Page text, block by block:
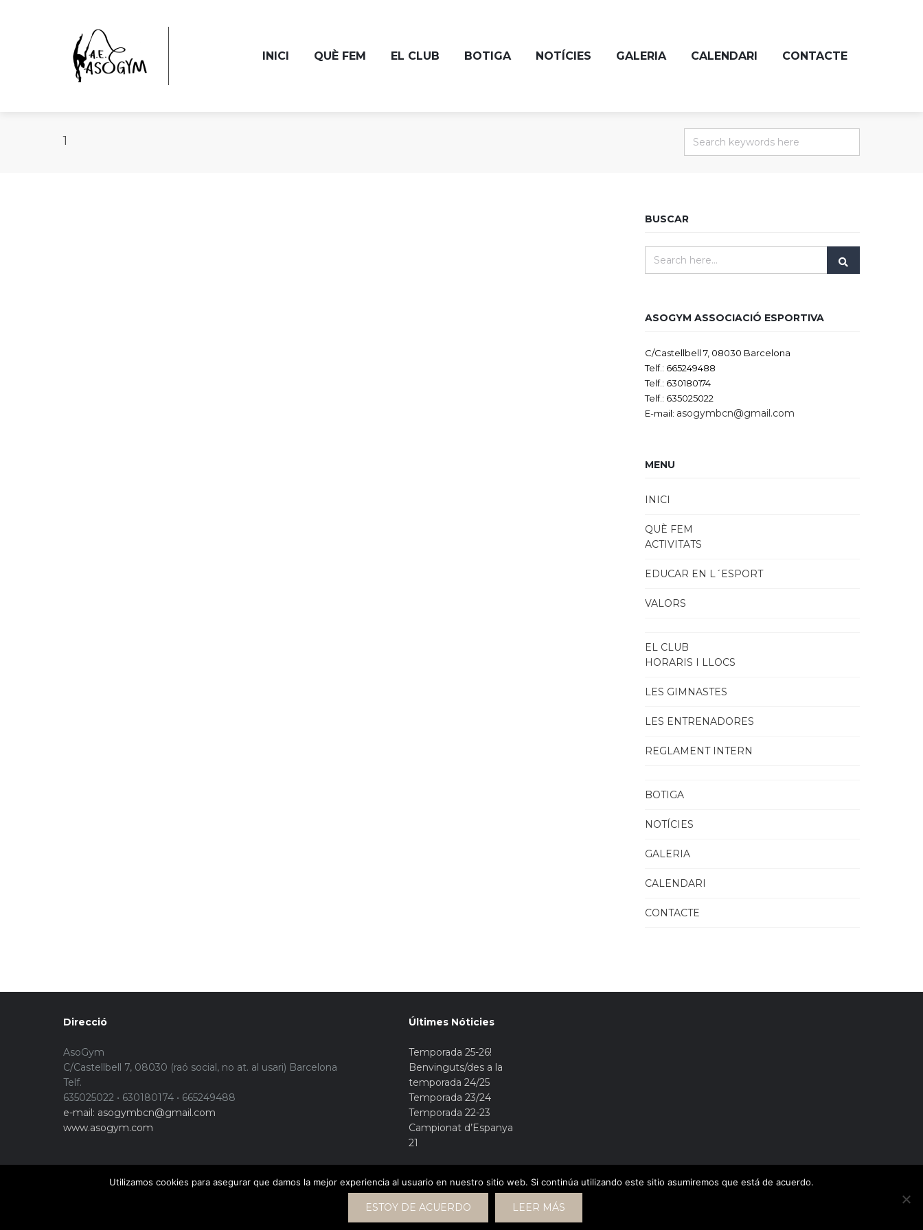
INICI QUÈ FEM EL CLUB BOTIGA NOTÍCIES GALERIA CALENDARI CONTACTE
1
BUSCAR
ASOGYM ASSOCIACIÓ ESPORTIVA
C/Castellbell 7, 08030 Barcelona
Telf.: 665249488
Telf.: 630180174
Telf.: 635025022
E-mail: asogymbcn@gmail.com
MENU
INICI
QUÈ FEM
ACTIVITATS
EDUCAR EN L´ESPORT
VALORS
EL CLUB
HORARIS I LLOCS
LES GIMNASTES
LES ENTRENADORES
REGLAMENT INTERN
BOTIGA
NOTÍCIES
GALERIA
CALENDARI
CONTACTE
Direcció
AsoGym
C/Castellbell 7, 08030 (raó social, no at. al usari) Barcelona
Telf.
635025022 • 630180174 • 665249488
e-mail: asogymbcn@gmail.com
www.asogym.com
Últimes Nóticies
Temporada 25-26!
Benvinguts/des a la
temporada 24/25
Temporada 23/24
Temporada 22-23
Campionat d’Espanya
21
Utilizamos cookies para asegurar que damos la mejor experiencia al usuario en nuestro sitio web. Si continúa utilizando este sitio asumiremos que está de acuerdo.
ESTOY DE ACUERDO LEER MÁS